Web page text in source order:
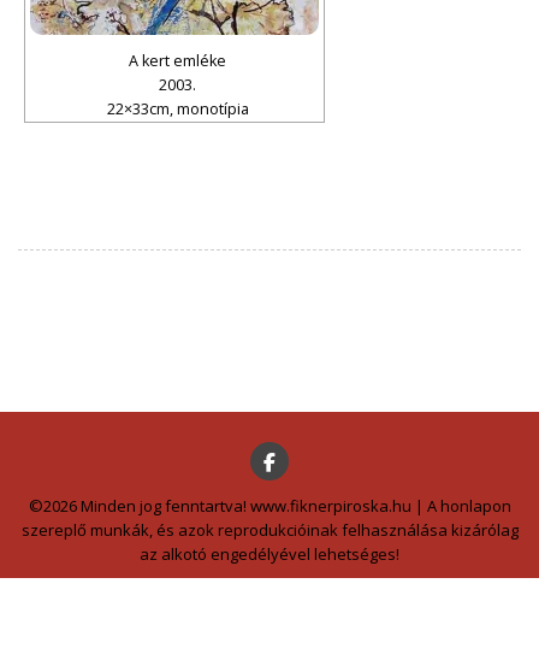
A kert emléke
2003.
22×33cm, monotípia
©2026 Minden jog fenntartva! www.fiknerpiroska.hu | A honlapon
szereplő munkák, és azok reprodukcióinak felhasználása kizárólag
az alkotó engedélyével lehetséges!